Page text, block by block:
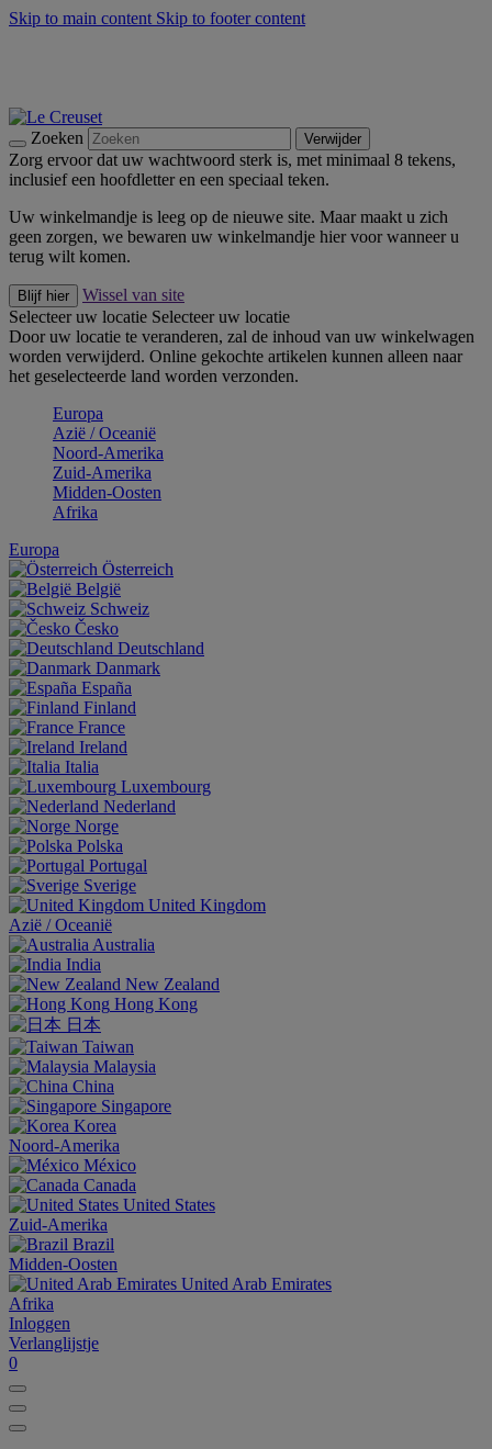
Skip to main content Skip to footer content
Zoeken Verwijder
Zorg ervoor dat uw wachtwoord sterk is, met minimaal 8 tekens,
inclusief een hoofdletter en een speciaal teken.
Uw winkelmandje is leeg op de nieuwe site. Maar maakt u zich
geen zorgen, we bewaren uw winkelmandje hier voor wanneer u
terug wilt komen.
Blijf hier
Wissel van site
Selecteer uw locatie Selecteer uw locatie
Door uw locatie te veranderen, zal de inhoud van uw winkelwagen
worden verwijderd. Online gekochte artikelen kunnen alleen naar
het geselecteerde land worden verzonden.
Europa
Aziё / Oceaniё
Noord-Amerika
Zuid-Amerika
Midden-Oosten
Afrika
Europa
Österreich
België
Schweiz
Česko
Deutschland
Danmark
España
Finland
France
Ireland
Italia
Luxembourg
Nederland
Norge
Polska
Portugal
Sverige
United Kingdom
Aziё / Oceaniё
Australia
India
New Zealand
Hong Kong
日本
Taiwan
Malaysia
China
Singapore
Korea
Noord-Amerika
México
Canada
United States
Zuid-Amerika
Brazil
Midden-Oosten
United Arab Emirates
Afrika
Inloggen
Verlanglijstje
0